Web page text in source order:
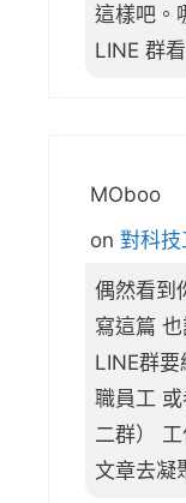
這樣吧。
LINE 群
MOboo
on 對科技
偶然看到
寫這篇
LINE群
職員工
二群）
文章去凝